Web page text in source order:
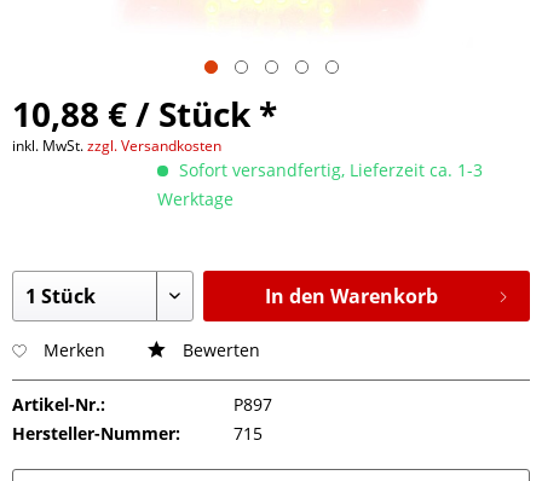
10,88 € / Stück *
inkl. MwSt.zzgl. Versandkosten
Sofort versandfertig, Lieferzeit ca. 1-3
Werktage
In den Warenkorb
Merken Bewerten
Artikel-Nr.:
P897
Hersteller-Nummer:
715